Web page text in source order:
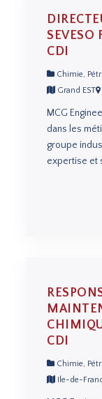
SEVESO
CDI
Chimie,
Grand EST
MCG
dans les
groupe
expertise et
CDI
Chimie,
Ile-de-